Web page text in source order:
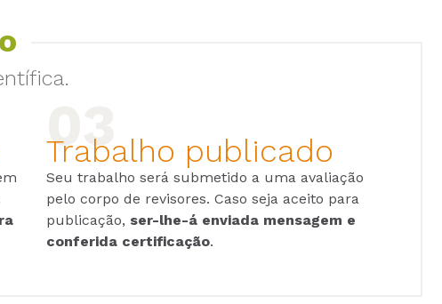
Trabalho publicado
Seu trabalho será submetido a uma avaliação
pelo corpo de revisores. Caso seja aceito para
publicação, ser-lhe-á enviada mensagem e
conferida certificação.